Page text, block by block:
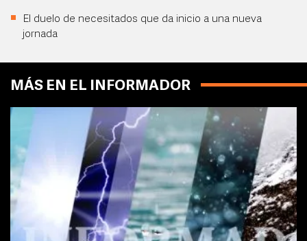
El duelo de necesitados que da inicio a una nueva
jornada
MÁS EN EL INFORMADOR